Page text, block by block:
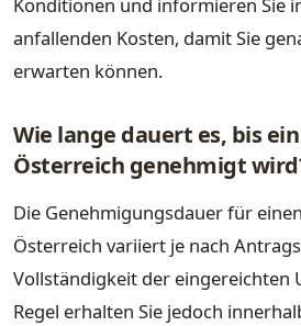
Konditionen und informieren Sie
anfallenden Kosten, damit Sie
erwarten können.
Wie lange dauert es, bis
Österreich genehmigt
Die Genehmigungsdauer für
Österreich variiert je nach
Vollständigkeit der eingereichten
Regel erhalten Sie jedoch